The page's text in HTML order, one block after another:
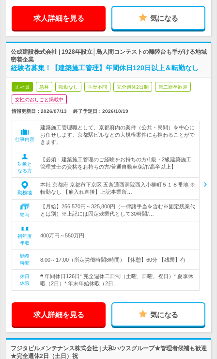
求人詳細を見る 気になる
公成建設株式会社 | 1928年設立│鳥人間コンテストの離陸台も手がける地域
密着企業
経験者募集！【建築施工管理】年間休日120日以上＆転勤なし
正社員 急募 転勤なし 学歴不問 完全週休2日制 第二新卒歓迎
女性のおしごと掲載中
情報更新日：2026/07/13 終了予定日： 2026/10/19
仕事内容
建築施工管理職として、京都府内の案件（公共・民間）を中心に
お任せします。京都駅ビルなどの大規模案件にも携わることがで
きます。
対象と
なる方
【必須：建築施工管理のご経験をお持ちの方/1級・2級建築施工
管理技士の資格をお持ちの方/普通自動車免許/高卒以上】
勤務地
本社 京都府 京都市下京区 五条通西洞院西入小柳町５１８番地 ※
転勤なし 【雇入れ直後】上記事業所…
給与
【月給】256,570円～325,800円（一律諸手当を含む※固定残業代
とは別）※上記には固定残業代として30時間/…
初年度
年収
400万円～550万円
勤務
時間
8:00～17:00（所定労働時間8時間）【休憩】60分 【残業】有
休日
休暇
# 年間休日126日* 完全週休二日制（土曜、日曜、祝日）* 夏季休
暇（2日）* 年末年始休暇（2日…
求人詳細を見る 気になる
フジタビルメンテナンス株式会社 | 大和ハウスグループ★管理者候補も歓迎
★完全週休2日（土日）祝